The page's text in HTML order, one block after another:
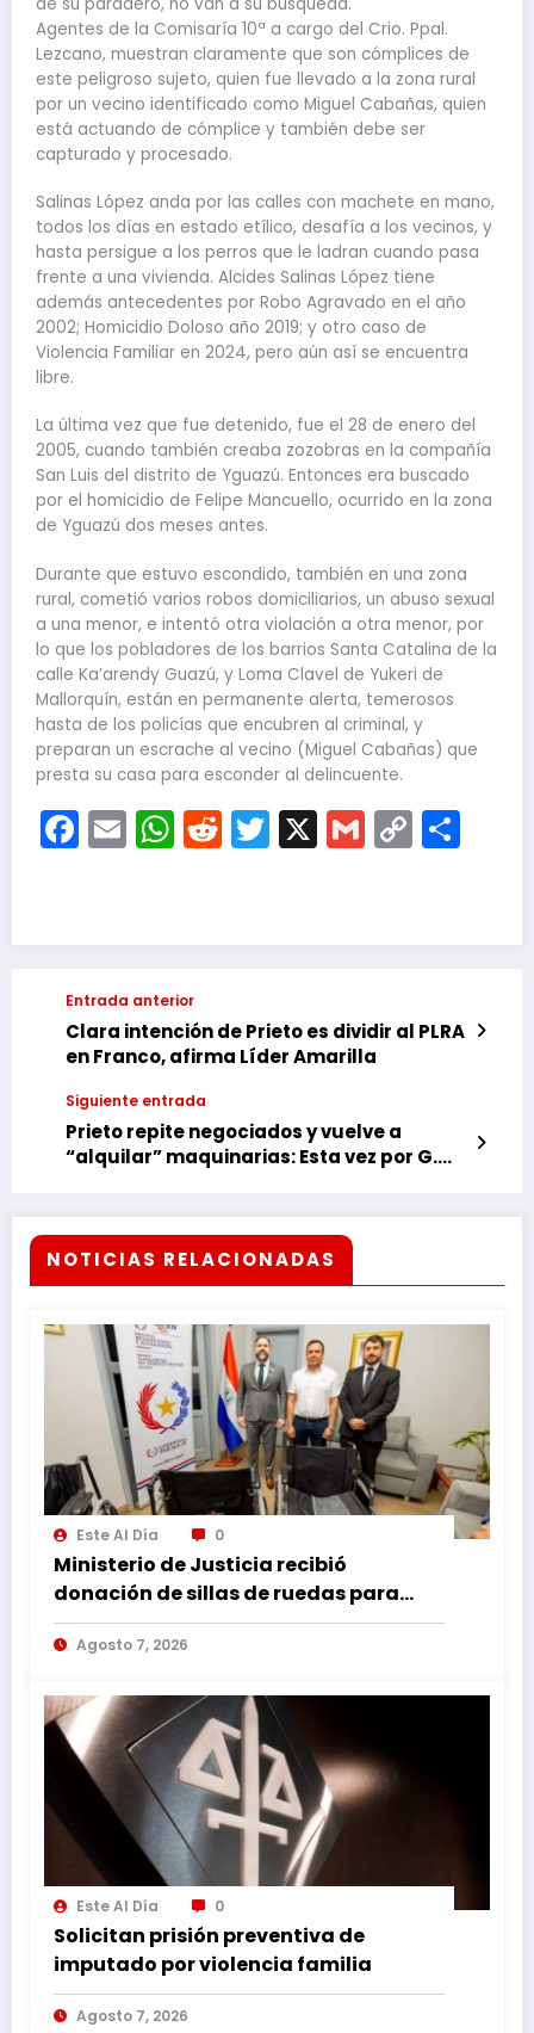
Agentes de la Comisaría 10ª a cargo del Crio. Ppal.
Lezcano, muestran claramente que son cómplices de
este peligroso sujeto, quien fue llevado a la zona rural
por un vecino identificado como Miguel Cabañas, quien
está actuando de cómplice y también debe ser
capturado y procesado.
Salinas López anda por las calles con machete en mano,
todos los días en estado etílico, desafía a los vecinos, y
hasta persigue a los perros que le ladran cuando pasa
frente a una vivienda. Alcides Salinas López tiene
además antecedentes por Robo Agravado en el año
2002; Homicidio Doloso año 2019; y otro caso de
Violencia Familiar en 2024, pero aún así se encuentra
libre.
La última vez que fue detenido, fue el 28 de enero del
2005, cuando también creaba zozobras en la compañía
San Luis del distrito de Yguazú. Entonces era buscado
por el homicidio de Felipe Mancuello, ocurrido en la zona
de Yguazú dos meses antes.
Durante que estuvo escondido, también en una zona
rural, cometió varios robos domiciliarios, un abuso sexual
a una menor, e intentó otra violación a otra menor, por
lo que los pobladores de los barrios Santa Catalina de la
calle Ka’arendy Guazú, y Loma Clavel de Yukeri de
Mallorquín, están en permanente alerta, temerosos
hasta de los policías que encubren al criminal, y
preparan un escrache al vecino (Miguel Cabañas) que
presta su casa para esconder al delincuente.
Facebook
EmailWhatsApp
Reddit
Twitter
X Gmail
Copy
Link
Entrada anterior
Clara intención de Prieto es dividir al PLRA
en Franco, afirma Líder Amarilla
Siguiente entrada
Prieto repite negociados y vuelve a
“alquilar” maquinarias: Esta vez por G.
NOTICIAS RELACIONADAS
Este Al Día 0
Ministerio de Justicia recibió
donación de sillas de ruedas para
internos vulnerables
Agosto 7, 2026
Este Al Día 0
Solicitan prisión preventiva de
imputado por violencia familia
Agosto 7, 2026